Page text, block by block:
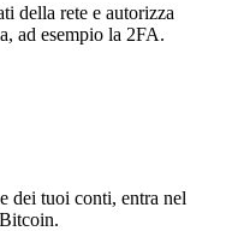
della rete e autorizza
ad esempio la 2FA.
dei tuoi conti, entra nel